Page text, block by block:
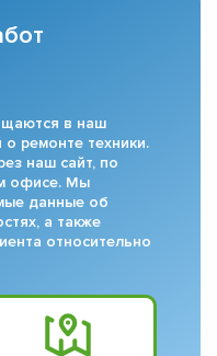
в наш
ремонте техники.
наш сайт, по
офисе. Мы
данные об
а также
относительно